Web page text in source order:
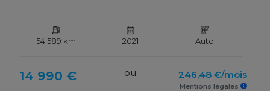
54 589 km 2021 Auto
14 990 € ou 246,48 €/mois
Mentions légales